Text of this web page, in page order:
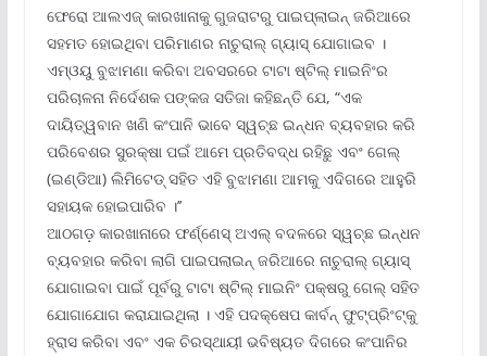
ଫେରୋ ଆଲଏଜ୍ କାରଖାନାକୁ ଗୁଜରାଟରୁ ପାଇପ୍‌ଲାଇନ୍ ଜରିଆରେ
ସହମତ ହୋଇଥିବା ପରିମାଣର ନାଚୁରାଲ୍ ଗ୍ୟାସ୍ ଯୋଗାଇବ ।
ଏମ୍‌ଓୟୁ ବୁଝାମଣା କରିବା ଅବସରରେ ଟାଟା ଷ୍ଟିଲ୍ ମାଇନିଂର
ପରିଚାଳନା ନିର୍ଦେଶକ ପଙ୍କଜ ସତିଜା କହିଛନ୍ତି ଯେ, “ଏକ
ଦାୟିତ୍ୱବାନ ଖଣି କଂପାନି ଭାବେ ସ୍ୱଚ୍ଛ ଇନ୍ଧନ ବ୍ୟବହାର କରି
ପରିବେଶର ସୁରକ୍ଷା ପଇଁ ଆମେ ପ୍ରତିବଦ୍ଧ ରହିଛୁ ଏବଂ ଗେଲ୍
(ଇଣ୍ଡିଆ) ଲିମିଟେଡ୍ ସହିତ ଏହି ବୁଝାମଣା ଆମକୁ ଏଦିଗରେ ଆହୁରି
ସହାୟକ ହୋଇପାରିବ ।’’
ଆଠଗଡ଼ କାରଖାନାରେ ଫର୍ଣ୍ଣେସ୍ ଅଏଲ୍ ବଦଳରେ ସ୍ୱଚ୍ଛ ଇନ୍ଧନ
ବ୍ୟବହାର କରିବା ଲାଗି ପାଇପଲାଇନ୍ ଜରିଆରେ ନାଚୁରାଲ୍ ଗ୍ୟାସ୍
ଯୋଗାଇବା ପାଇଁ ପୂର୍ବରୁ ଟାଟା ଷ୍ଟିଲ୍ ମାଇନିଂ ପକ୍ଷରୁ ଗେଲ୍ ସହିତ
ଯୋଗାଯୋଗ କରାଯାଇଥିଲା । ଏହି ପଦକ୍ଷେପ କାର୍ବନ୍ ଫୁଟ୍‌ପ୍ରିଂଟ୍‌କୁ
ହ୍ରାସ କରିବା ଏବଂ ଏକ ଚିରସ୍ଥାୟୀ ଭବିଷ୍ୟତ ଦିଗରେ କଂପାନିର